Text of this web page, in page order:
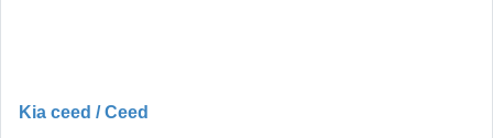
Kia ceed / Ceed